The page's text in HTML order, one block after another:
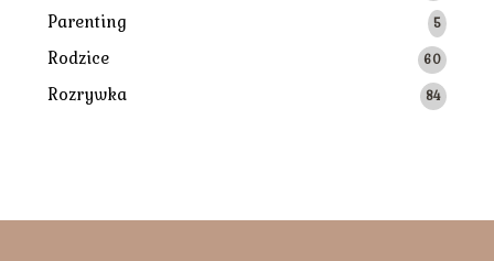
Parenting 5
Rodzice 60
Rozrywka 84